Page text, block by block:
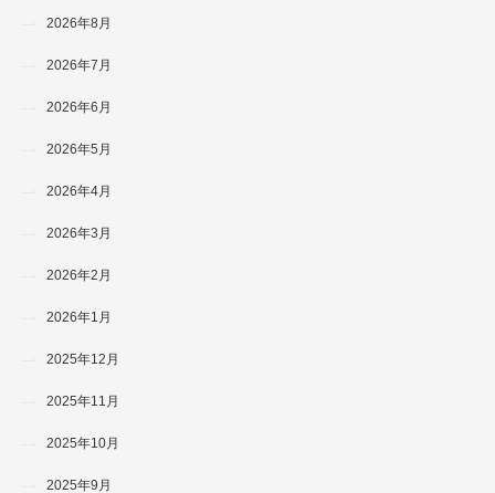
2026年8月
2026年7月
2026年6月
2026年5月
2026年4月
2026年3月
2026年2月
2026年1月
2025年12月
2025年11月
2025年10月
2025年9月